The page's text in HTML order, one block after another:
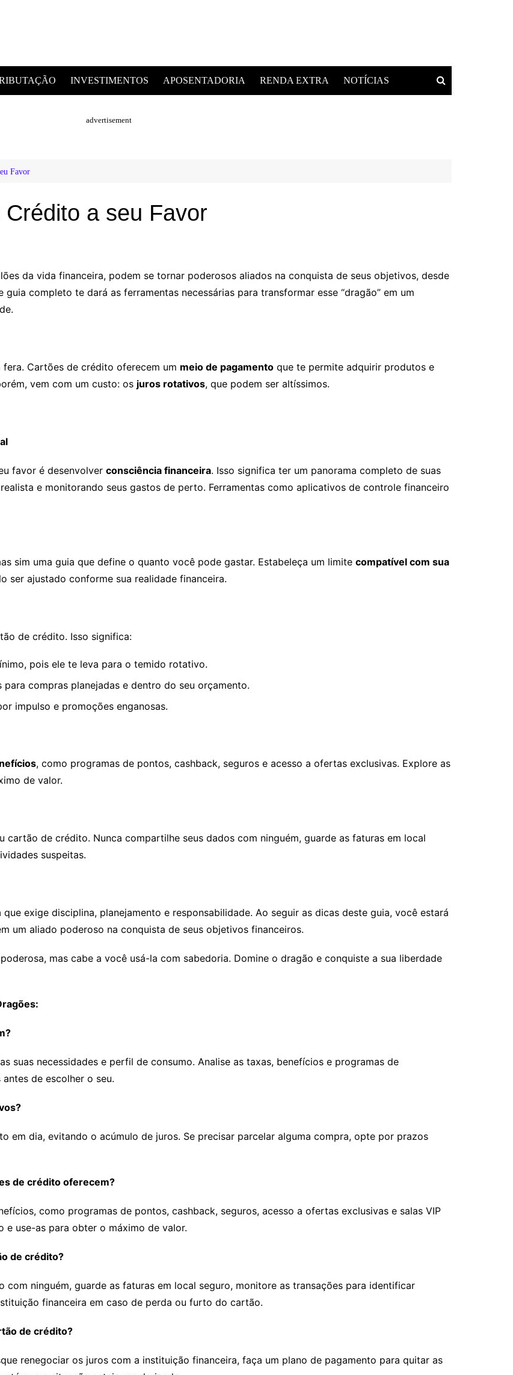
INVESTIMENTOS APOSENTADORIA RENDA EXTRA NOTÍCIAS
advertisement
Favor
a seu Favor
da vida financeira, podem se tornar poderosos aliados na conquista de seus objetivos, desde
completo te dará as ferramentas necessárias para transformar esse “dragão” em um
Cartões de crédito oferecem um meio de pagamento que te permite adquirir produtos e
vem com um custo: os juros rotativos, que podem ser altíssimos.
favor é desenvolver consciência financeira. Isso significa ter um panorama completo de suas
e monitorando seus gastos de perto. Ferramentas como aplicativos de controle financeiro
sim uma guia que define o quanto você pode gastar. Estabeleça um limite compatível com sua
ser ajustado conforme sua realidade financeira.
de crédito. Isso significa:
pois ele te leva para o temido rotativo.
compras planejadas e dentro do seu orçamento.
impulso e promoções enganosas.
, como programas de pontos, cashback, seguros e acesso a ofertas exclusivas. Explore as
de valor.
cartão de crédito. Nunca compartilhe seus dados com ninguém, guarde as faturas em local
suspeitas.
exige disciplina, planejamento e responsabilidade. Ao seguir as dicas deste guia, você estará
um aliado poderoso na conquista de seus objetivos financeiros.
mas cabe a você usá-la com sabedoria. Domine o dragão e conquiste a sua liberdade
suas necessidades e perfil de consumo. Analise as taxas, benefícios e programas de
de escolher o seu.
em dia, evitando o acúmulo de juros. Se precisar parcelar alguma compra, opte por prazos
de crédito oferecem?
como programas de pontos, cashback, seguros, acesso a ofertas exclusivas e salas VIP
e use-as para obter o máximo de valor.
de crédito?
ninguém, guarde as faturas em local seguro, monitore as transações para identificar
financeira em caso de perda ou furto do cartão.
de crédito?
renegociar os juros com a instituição financeira, faça um plano de pagamento para quitar as